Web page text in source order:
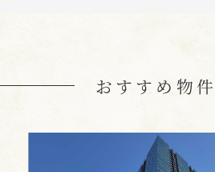
おすすめ物件